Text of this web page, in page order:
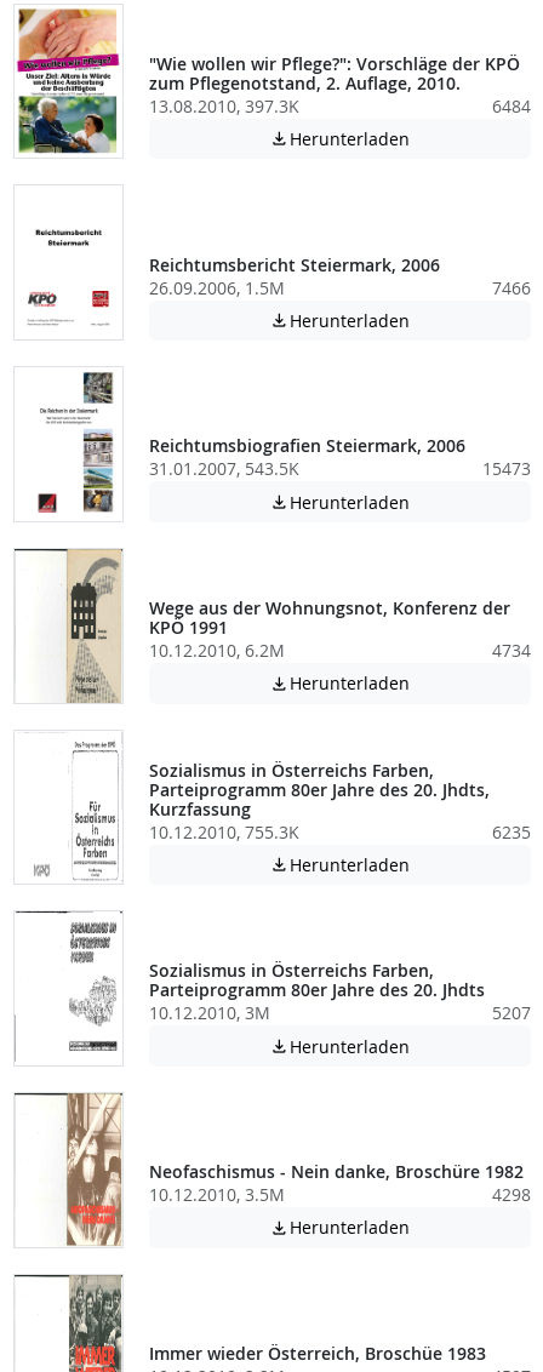
"Wie wollen wir Pflege?": Vorschläge der KPÖ
zum Pflegenotstand, 2. Auflage, 2010.
13.08.2010, 397.3K
6484
 Herunterladen
Reichtumsbericht Steiermark, 2006
26.09.2006, 1.5M
7466
 Herunterladen
Reichtumsbiografien Steiermark, 2006
31.01.2007, 543.5K
15473
 Herunterladen
Wege aus der Wohnungsnot, Konferenz der
KPÖ 1991
10.12.2010, 6.2M
4734
 Herunterladen
Sozialismus in Österreichs Farben,
Parteiprogramm 80er Jahre des 20. Jhdts,
Kurzfassung
10.12.2010, 755.3K
6235
 Herunterladen
Sozialismus in Österreichs Farben,
Parteiprogramm 80er Jahre des 20. Jhdts
10.12.2010, 3M
5207
 Herunterladen
Neofaschismus - Nein danke, Broschüre 1982
10.12.2010, 3.5M
4298
 Herunterladen
Immer wieder Österreich, Broschüe 1983